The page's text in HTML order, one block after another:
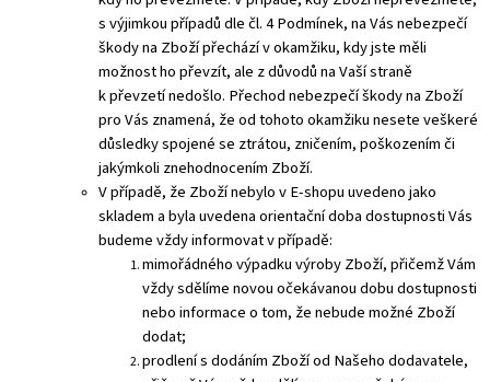
s výjimkou případů dle čl. 4 Podmínek, na Vás nebezpečí
škody na Zboží přechází v okamžiku, kdy jste měli
možnost ho převzít, ale z důvodů na Vaší straně
k převzetí nedošlo. Přechod nebezpečí škody na Zboží
pro Vás znamená, že od tohoto okamžiku nesete veškeré
důsledky spojené se ztrátou, zničením, poškozením či
jakýmkoli znehodnocením Zboží.
V případě, že Zboží nebylo v E-shopu uvedeno jako
skladem a byla uvedena orientační doba dostupnosti Vás
budeme vždy informovat v případě:
mimořádného výpadku výroby Zboží, přičemž Vám
vždy sdělíme novou očekávanou dobu dostupnosti
nebo informace o tom, že nebude možné Zboží
dodat;
prodlení s dodáním Zboží od Našeho dodavatele,